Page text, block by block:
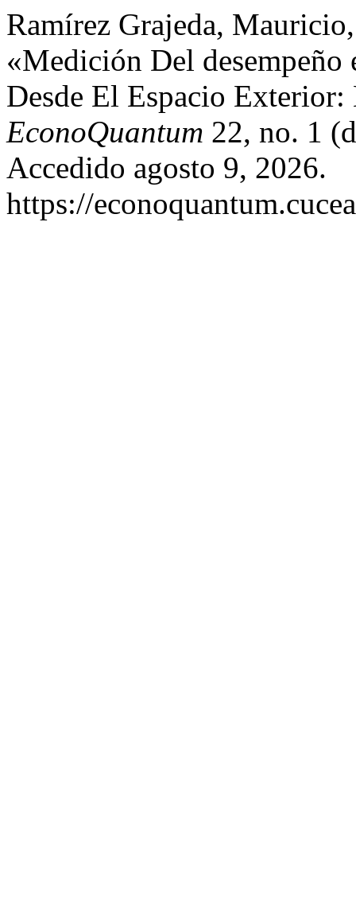
Ramírez Grajeda,
«Medición Del
Desde El Espacio
EconoQuantum 22, no. 1
Accedido agosto 9, 2026.
https://